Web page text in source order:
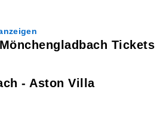
Tickets
- Aston Villa